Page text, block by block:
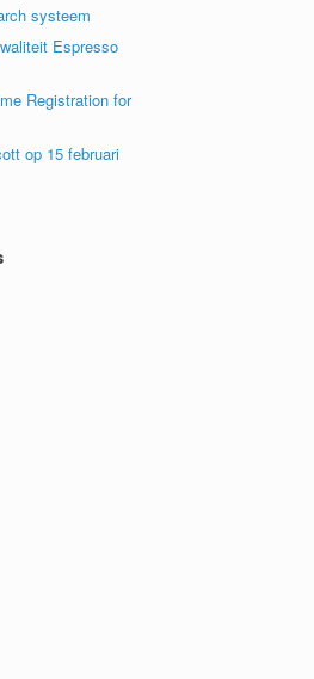
systeem
Espresso
Registration for
op 15 februari